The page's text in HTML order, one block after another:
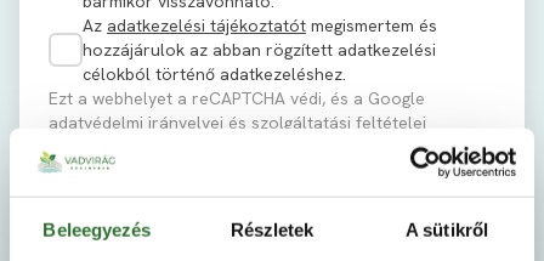
Beleegyezés Részletek A sütikről
Az adatkezelési tájékoztatót megismertem és
hozzájárulok az abban rögzített adatkezelési
célokból történő adatkezeléshez.
Ezt a webhelyet a reCAPTCHA védi, és a Google
adatvédelmi irányelvei és szolgáltatási feltételei